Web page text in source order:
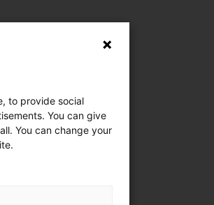
to provide social
You can give
You can change your